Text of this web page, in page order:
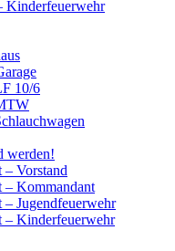
Kinderfeuerwehr
10/6
werden!
Vorstand
– Kommandant
– Jugendfeuerwehr
– Kinderfeuerwehr